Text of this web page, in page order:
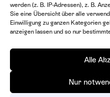
werden (z. B. IP-Adressen), z. B.
Sie eine Übersicht über alle
Einwilligung zu ganzen Kategorien
anzeigen lassen und so nur
Alle
Nur
Aileen